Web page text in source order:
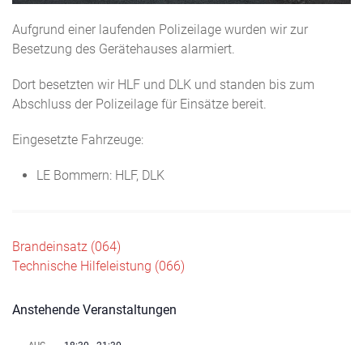
Aufgrund einer laufenden Polizeilage wurden wir zur
Besetzung des Gerätehauses alarmiert.
Dort besetzten wir HLF und DLK und standen bis zum
Abschluss der Polizeilage für Einsätze bereit.
Eingesetzte Fahrzeuge:
LE Bommern: HLF, DLK
Beitragsnavigation
Brandeinsatz (064)
Technische Hilfeleistung (066)
Anstehende Veranstaltungen